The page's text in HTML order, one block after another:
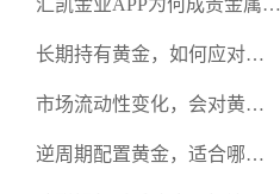
汇凯金业APP为何成贵金属交
长期持有黄金，如何应对中
市场流动性变化，会对黄金
逆周期配置黄金，适合哪类